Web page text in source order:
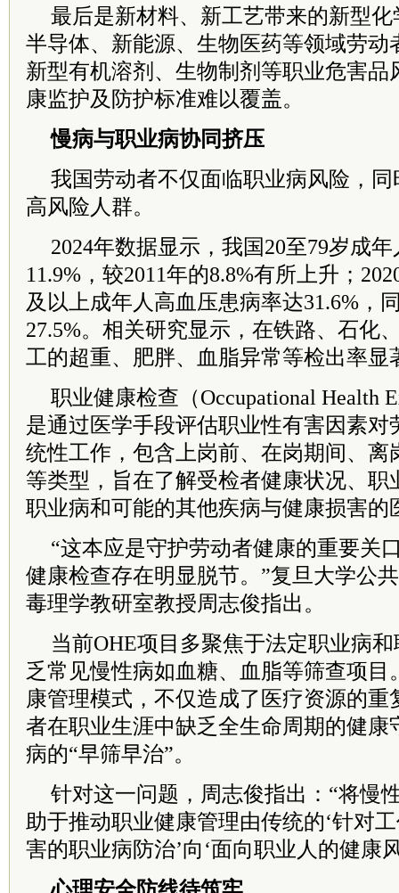
最后是新材料、新工艺带来的新型
半导体、新能源、生物医药等领域劳动
新型有机溶剂、生物制剂等职业危害品
康监护及防护标准难以覆盖。
慢病与职业病协同挤压
我国劳动者不仅面临职业病风险，
高风险人群。
2024年数据显示，我国20至79岁成
11.9%，较2011年的8.8%有所上升；
及以上成年人高血压患病率达31.6%，
27.5%。相关研究显示，在铁路、石化
工的超重、肥胖、血脂异常等检出率显
职业健康检查（Occupational Health
是通过医学手段评估职业性有害因素对
统性工作，包含上岗前、在岗期间、离
等类型，旨在了解受检者健康状况、职
职业病和可能的其他疾病与健康损害的
“这本应是守护劳动者健康的重要关
健康检查存在明显脱节。”复旦大学公
毒理学教研室教授周志俊指出。
当前OHE项目多聚焦于法定职业病
乏常见慢性病如血糖、血脂等筛查项目
康管理模式，不仅造成了医疗资源的重
者在职业生涯中缺乏全生命周期的健康
病的“早筛早治”。
针对这一问题，周志俊指出：“将慢
助于推动职业健康管理由传统的‘针对
害的职业病防治’向‘面向职业人的健康